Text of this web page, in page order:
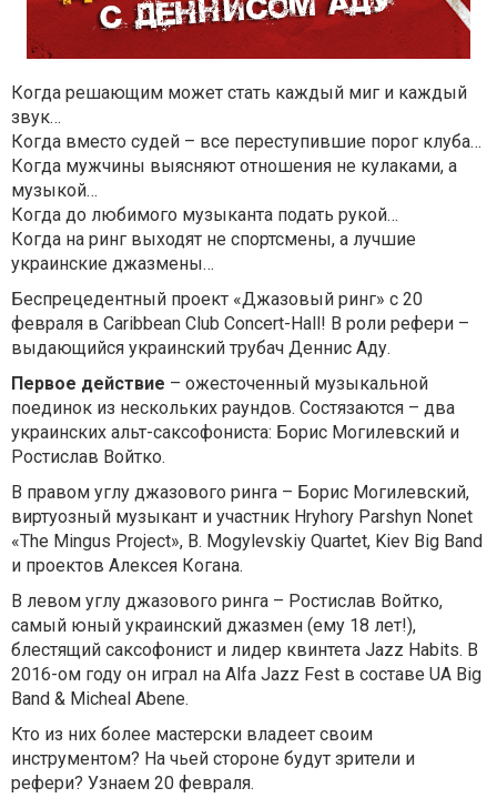
Когда решающим может стать каждый миг и каждый
звук…
Когда вместо судей – все переступившие порог клуба…
Когда мужчины выясняют отношения не кулаками, а
музыкой…
Когда до любимого музыканта подать рукой…
Когда на ринг выходят не спортсмены, а лучшие
украинские джазмены…
Беспрецедентный проект «Джазовый ринг» с 20
февраля в Caribbean Club Concert-Hall! В роли рефери –
выдающийся украинский трубач Деннис Аду.
Первое действие – ожесточенный музыкальной
поединок из нескольких раундов. Состязаются – два
украинских альт-саксофониста: Борис Могилевский и
Ростислав Войтко.
В правом углу джазового ринга – Борис Могилевский,
виртуозный музыкант и участник Hryhory Parshyn Nonet
«The Mingus Project», B. Mogylevskiy Quartet, Kiev Big Band
и проектов Алексея Когана.
В левом углу джазового ринга – Ростислав Войтко,
самый юный украинский джазмен (ему 18 лет!),
блестящий саксофонист и лидер квинтета Jazz Habits. В
2016-ом году он играл на Alfa Jazz Fest в составе UA Big
Band & Micheal Abene.
Кто из них более мастерски владеет своим
инструментом? На чьей стороне будут зрители и
рефери? Узнаем 20 февраля.